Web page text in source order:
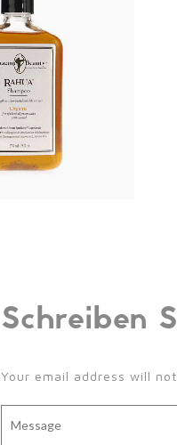
Schreiben
Your email address will